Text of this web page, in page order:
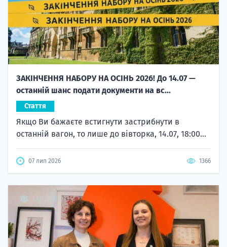
ЗАКІНЧЕННЯ НАБОРУ НА ОСІНЬ 2026! До 14.07 —
останній шанс подати документи на вс...
Стаття
Якщо Ви бажаєте встигнути застрибнути в
останній вагон, то лише до вівторка, 14.07, 18:00...
07 лип 2026 1366